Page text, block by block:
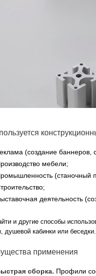
(создание баннеров,
мебели;
(станочный
деятельность
и другие способы
душевой кабинки или беседки.
применения
сборка. Профили